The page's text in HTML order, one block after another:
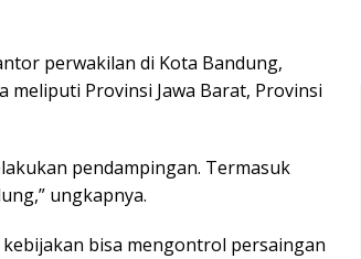
perwakilan di Kota Bandung,
meliputi Provinsi Jawa Barat, Provinsi
pendampingan. Termasuk
ungkapnya.
bisa mengontrol persaingan